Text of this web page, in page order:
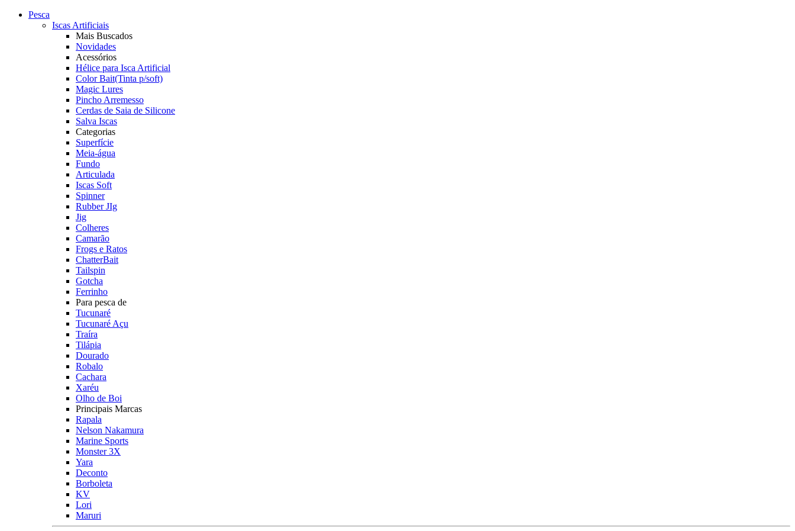
Pesca
Iscas Artificiais
Mais Buscados
Novidades
Acessórios
Hélice para Isca Artificial
Color Bait(Tinta p/soft)
Magic Lures
Pincho Arremesso
Cerdas de Saia de Silicone
Salva Iscas
Categorias
Superfície
Meia-água
Fundo
Articulada
Iscas Soft
Spinner
Rubber JIg
Jig
Colheres
Camarão
Frogs e Ratos
ChatterBait
Tailspin
Gotcha
Ferrinho
Para pesca de
Tucunaré
Tucunaré Açu
Traíra
Tilápia
Dourado
Robalo
Cachara
Xaréu
Olho de Boi
Principais Marcas
Rapala
Nelson Nakamura
Marine Sports
Monster 3X
Yara
Deconto
Borboleta
KV
Lori
Maruri